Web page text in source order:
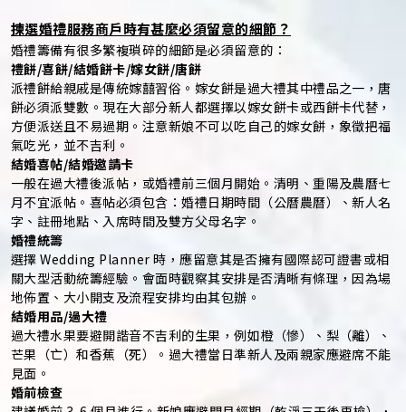
揀選婚禮服務商戶時有甚麼必須留意的細節？
婚禮籌備有很多繁複瑣碎的細節是必須留意的：
禮餅/喜餅/結婚餅卡/嫁女餅/唐餅
派禮餅給親戚是傳統嫁囍習俗。嫁女餅是過大禮其中禮品之一，唐
餅必須派雙數。現在大部分新人都選擇以嫁女餅卡或西餅卡代替，
方便派送且不易過期。注意新娘不可以吃自己的嫁女餅，象徵把福
氣吃光，並不吉利。
結婚喜帖/結婚邀請卡
一般在過大禮後派帖，或婚禮前三個月開始。清明、重陽及農曆七
月不宜派帖。喜帖必須包含：婚禮日期時間（公曆農曆）、新人名
字、註冊地點、入席時間及雙方父母名字。
婚禮統籌
選擇 Wedding Planner 時，應留意其是否擁有國際認可證書或相
關大型活動統籌經驗。會面時觀察其安排是否清晰有條理，因為場
地佈置、大小開支及流程安排均由其包辦。
結婚用品/過大禮
過大禮水果要避開諧音不吉利的生果，例如橙（慘）、梨（離）、
芒果（亡）和香蕉（死）。過大禮當日準新人及兩親家應避席不能
見面。
婚前檢查